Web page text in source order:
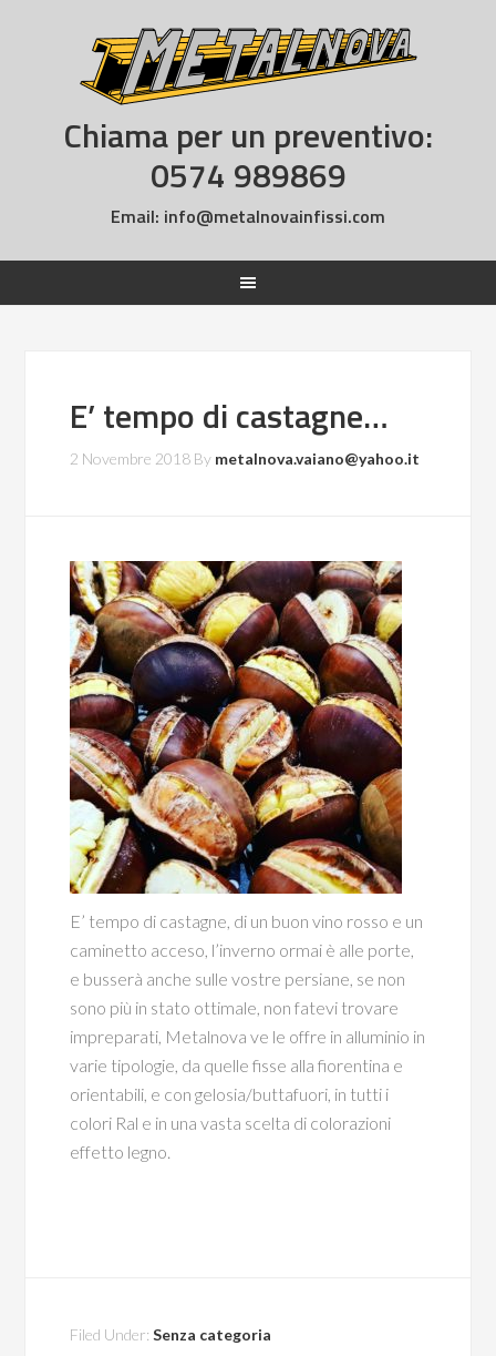
Chiama per un preventivo:
0574 989869
Email: info@metalnovainfissi.com
E’ tempo di castagne…
2 Novembre 2018 By metalnova.vaiano@yahoo.it
E’ tempo di castagne, di un buon vino rosso e un
caminetto acceso, l’inverno ormai è alle porte,
e busserà anche sulle vostre persiane, se non
sono più in stato ottimale, non fatevi trovare
impreparati, Metalnova ve le offre in alluminio in
varie tipologie, da quelle fisse alla fiorentina e
orientabili, e con gelosia/buttafuori, in tutti i
colori Ral e in una vasta scelta di colorazioni
effetto legno.
Filed Under:Senza categoria